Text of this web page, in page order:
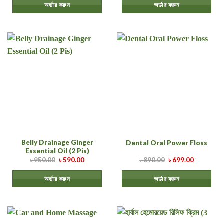
অর্ডার করুন অর্ডার করুন
Belly Drainage Ginger
Essential Oil (2 Pis)
৳950.00 ৳590.00
অর্ডার করুন
Dental Oral Power Floss
৳890.00 ৳699.00
অর্ডার করুন